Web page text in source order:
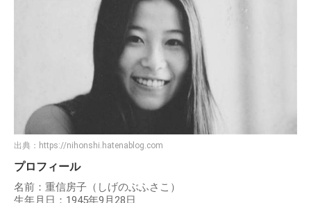
出典： https://nihonshi.hatenablog.com
プロフィール
名前：重信房子（しげのぶふさこ）